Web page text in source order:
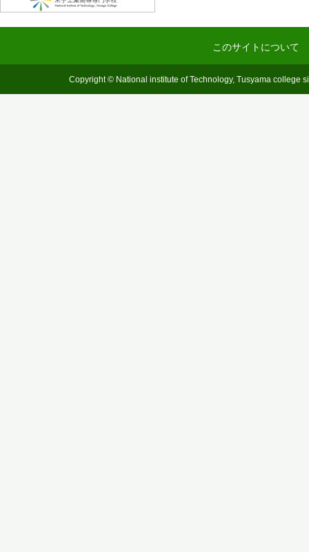
このサイトについて
Copyright © National institute of Technology, Tusyama college